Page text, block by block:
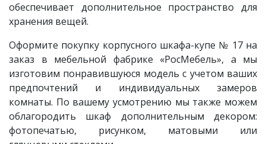
обеспечивает дополнительное пространство для
хранения вещей.
Оформите покупку корпусного шкафа-купе № 17 на
заказ в мебельной фабрике «РосМебель», а мы
изготовим понравившуюся модель с учетом ваших
предпочтений и индивидуальных замеров
комнаты. По вашему усмотрению мы также можем
облагородить шкаф дополнительным декором:
фотопечатью, рисунком, матовыми или